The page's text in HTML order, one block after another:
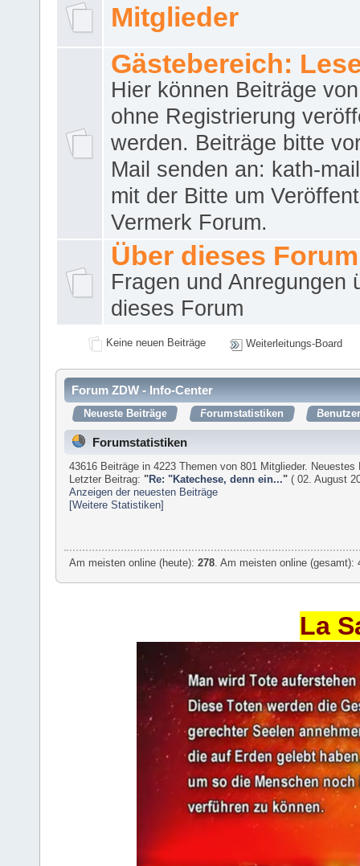
Mitglieder
Gästebereich:
Hier können Beiträge
ohne Registrierung
werden. Beiträge bitte
Mail senden an: kath-
mit der Bitte um
Vermerk Forum.
Über dieses Forum
Fragen und Anregungen
dieses Forum
Keine neuen Beiträge Weiterleitungs-Board
Forum ZDW - Info-Center
Neueste Beiträge Forumstatistiken
Forumstatistiken
43616 Beiträge in 4223 Themen von 801 Mitglieder.
Letzter Beitrag: "Re: "Katechese, denn ein..." ( 02. August
Anzeigen der neuesten Beiträge
[Weitere Statistiken]
Am meisten online (heute):278 . Am meisten online
La